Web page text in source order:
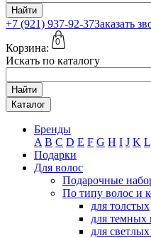
Найти
+7 (921) 937-92-37Заказать
Корзина:
0
Искать по каталогу
Найти
Каталог
Бренды
A B C D E F G H I J K L
Подарки
Для волос
Подарочные
По типу волос и
для толстых
для темных
для